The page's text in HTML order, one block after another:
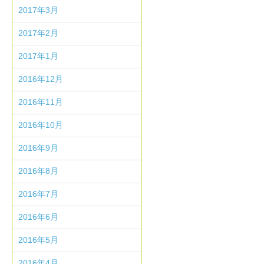
2017年3月
2017年2月
2017年1月
2016年12月
2016年11月
2016年10月
2016年9月
2016年8月
2016年7月
2016年6月
2016年5月